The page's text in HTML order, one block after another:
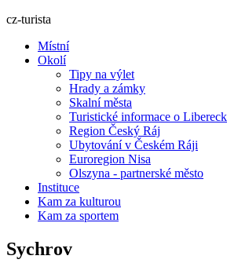
cz-turista
Místní
Okolí
Tipy na výlet
Hrady a zámky
Skalní města
Turistické informace o
Region Český Ráj
Ubytování v Českém Ráji
Euroregion Nisa
Olszyna - partnerské město
Instituce
Kam za kulturou
Kam za sportem
Sychrov